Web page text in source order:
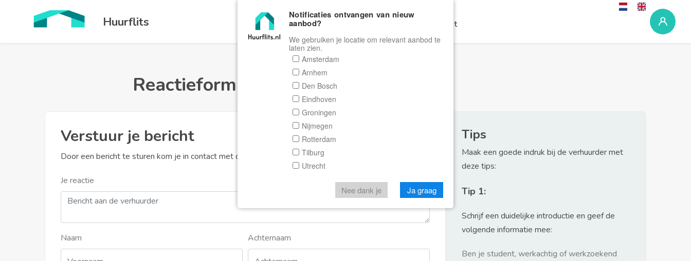
Huurflits Home Zoeken Contact
Reactieformulier Huurflits
Verstuur je bericht
Door een bericht te sturen kom je in contact met de aanbieder of makelaar van de woning.
Je reactie
Naam Achternaam
Tips
Maak een goede indruk bij de verhuurder met
deze tips:
Tip 1:
Schrijf een duidelijke introductie en geef de
volgende informatie mee:
Ben je student, werkachtig of werkzoekend
Notificaties ontvangen van nieuw
aanbod?
We gebruiken je locatie om relevant aanbod te
laten zien.
Amsterdam
Arnhem
Den Bosch
Eindhoven
Groningen
Nijmegen
Rotterdam
Tilburg
Utrecht
Nee dank je Ja graag